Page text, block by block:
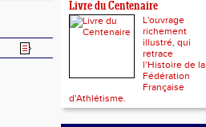
Livre du Centenaire
L'ouvrage
richement
illustré, qui
retrace
l’Histoire de la
Fédération
Française
d'Athlétisme.